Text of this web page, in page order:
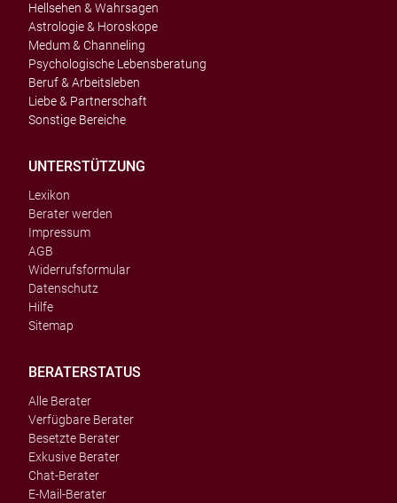
Hellsehen & Wahrsagen
Astrologie & Horoskope
Medum & Channeling
Psychologische Lebensberatung
Beruf & Arbeitsleben
Liebe & Partnerschaft
Sonstige Bereiche
UNTERSTÜTZUNG
Lexikon
Berater werden
Impressum
AGB
Widerrufsformular
Datenschutz
Hilfe
Sitemap
BERATERSTATUS
Alle Berater
Verfügbare Berater
Besetzte Berater
Exkusive Berater
Chat-Berater
E-Mail-Berater